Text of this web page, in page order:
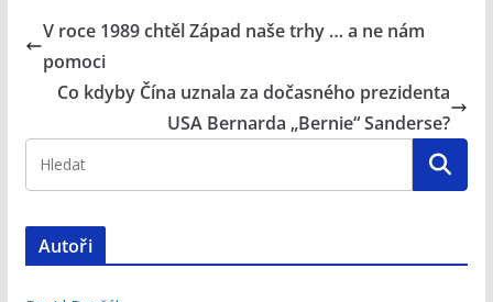
V roce 1989 chtěl Západ naše trhy … a ne nám
pomoci
Co kdyby Čína uznala za dočasného prezidenta
USA Bernarda „Bernie“ Sanderse?
Autoři